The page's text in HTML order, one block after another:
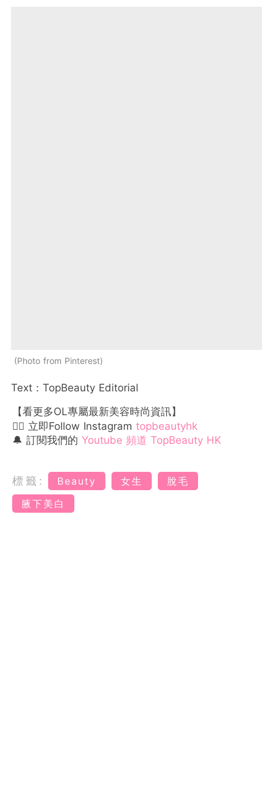
Photo from Pinterest
Text：TopBeauty Editorial
【看更多OL專屬最新美容時尚資訊】
👉🏻 立即Follow Instagram topbeautyhk
🔔 訂閱我們的 Youtube 頻道 TopBeauty HK
標籤: Beauty 女生
脫毛
腋下美白